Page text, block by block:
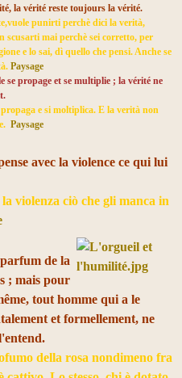
la vérité reste toujours la vérité.
punirti perchè dici la verità,
scusarti mai perchè sei corretto, per
e lo sai, dì quello che pensi. Anche se
Paysage
se propage et se multiplie ; la vérité ne
e si moltiplica. E la verità non
Paysage
avec la violence ce qui lui
violenza ciò che gli manca in
de la
; mais pour
tout homme qui a le
et formellement, ne
della rosa nondimeno fra